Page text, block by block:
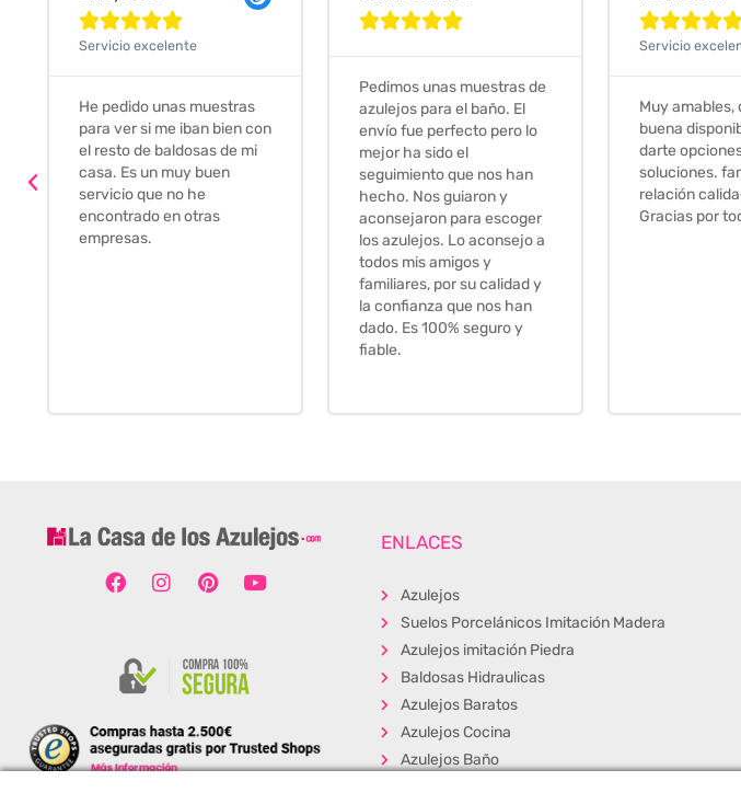

azulejos para el baño. El
envío fue perfecto pero lo
mejor ha sido el
seguimiento que nos han
hecho. Nos guiaron y
aconsejaron para escoger
los azulejos. Lo aconsejo a

Muy amables, con muy
buena disponibilidad para
darte opciones y
soluciones. fantástica
relación calidad-precio.
Gracias por todo

La Casa de los
tención
por parte de
sido
profesionales,
colaboradores
ENLACES
Azulejos
Suelos Porcelánicos Imitación Madera
Azulejos imitación Piedra
Baldosas Hidraulicas
Azulejos Baratos
Azulejos Cocina
Azulejos Baño